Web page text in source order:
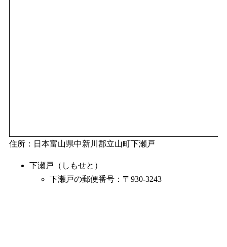
住所：日本富山県中新川郡立山町下瀬戸
下瀬戸（しもせと）
下瀬戸の郵便番号：〒930-3243